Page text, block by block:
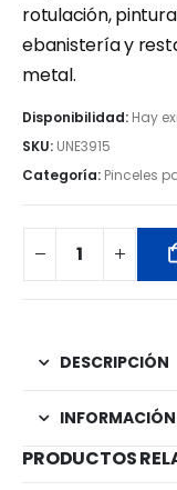
rotulación,
ebanistería y
metal.
Disponibilidad: Hay
SKU: UNE3915
Categoría: Pinceles
DESCRIPCIÓN
PRODUCTOS